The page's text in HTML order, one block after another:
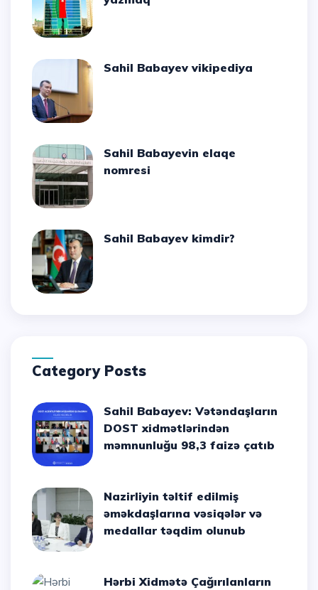
Sahil Babayev vikipediya
Sahil Babayevin elaqe
nomresi
Sahil Babayev kimdir?
Category Posts
Sahil Babayev: Vətəndaşların
DOST xidmətlərindən
məmnunluğu 98,3 faizə çatıb
Nazirliyin təltif edilmiş
əməkdaşlarına vəsiqələr və
medallar təqdim olunub
Hərbi Xidmətə Çağırılanların